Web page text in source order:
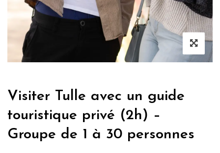
Visiter Tulle avec un guide
touristique privé (2h) –
Groupe de 1 à 30 personnes